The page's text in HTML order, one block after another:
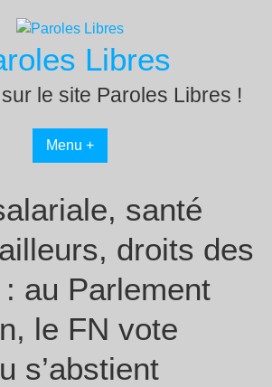
Libres
le site Paroles Libres !
Menu +
santé
droits des
au Parlement
le FN vote
s’abstient